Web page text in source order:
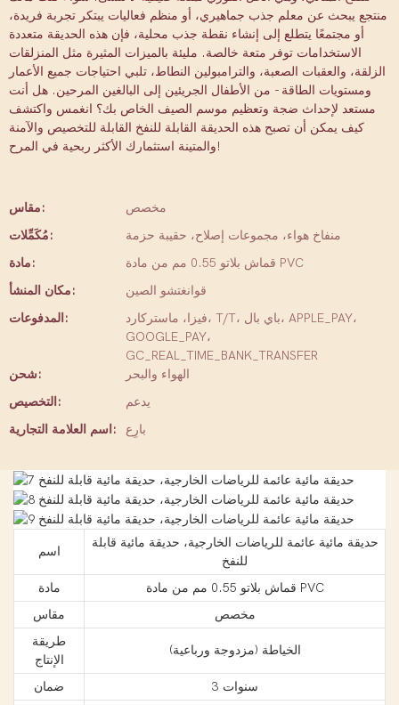
منتجع يبحث عن معلم جذب جماهيري، أو منظم فعاليات يبتكر تجربة فريدة،
أو مجتمعًا يتطلع إلى إنشاء نقطة جذب محلية، فإن هذه الحديقة متعددة
الاستخدامات توفر متعة خالصة. مليئة بالميزات المثيرة مثل المنزلقات
الزلقة، والعقبات الصعبة، والترامبولين النطاط، تلبي احتياجات جميع الأعمار
ومستويات الطاقة - من الأطفال الجريئين إلى البالغين المرحين. هل أنت
مستعد لإحداث ضجة وتعظيم موسم الصيف الخاص بك؟ انغمس واكتشف
كيف يمكن أن تصبح هذه الحديقة القابلة للنفخ القابلة للتخصيص والآمنة
والمتينة استثمارك الأكثر ربحية في المرح!
مقاس:
مخصص
مُكَمِّلات:
منفاخ هواء، مجموعات إصلاح، حقيبة حزمة
مادة:
قماش بلاتو 0.55 مم من مادة PVC
مكان المنشأ:
قوانغتشو الصين
المدفوعات:
فيزا، ماستركارد، T/T، باي بال، APPLE_PAY،
GOOGLE_PAY،
GC_REAL_TIME_BANK_TRANSFER
شحن:
الهواء والبحر
التخصيص:
يدعم
اسم العلامة التجارية:
بارِع
اسم
حديقة مائية عائمة للرياضات الخارجية، حديقة مائية قابلة
للنفخ
مادة
قماش بلاتو 0.55 مم من مادة PVC
مقاس
مخصص
طريقة
الإنتاج
الخياطة (مزدوجة ورباعية)
ضمان
3 سنوات